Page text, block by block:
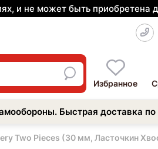
и не может быть приобретена
Избранное
Быстрая доставка
Two Pieces (30 мм, Ласточкин